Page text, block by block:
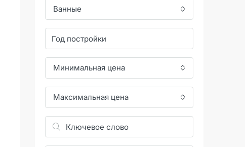
Ванные
Минимальная цена
Максимальная цена